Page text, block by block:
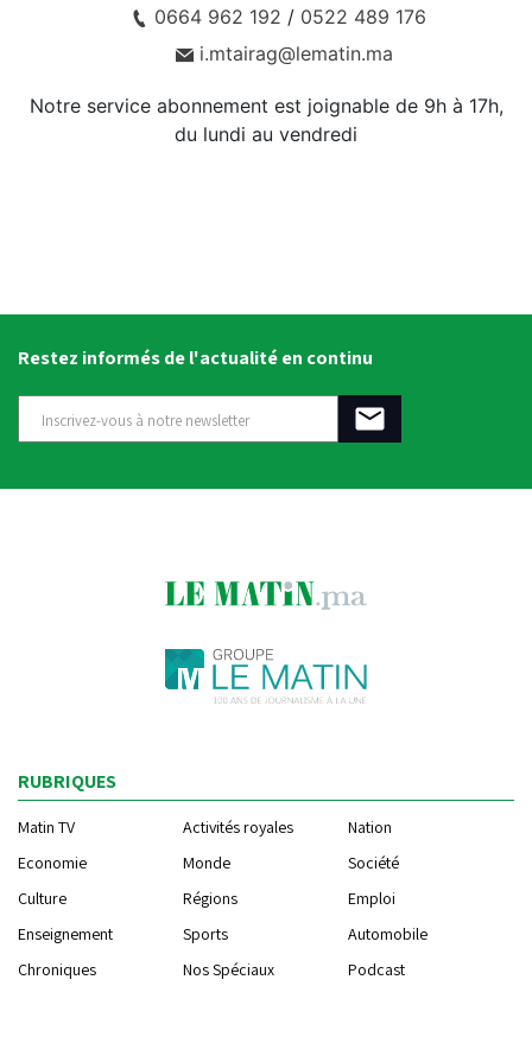
0664 962 192 / 0522 489 176
i.mtairag@lematin.ma
Notre service abonnement est joignable de 9h à 17h,
du lundi au vendredi
Restez informés de l'actualité en continu
RUBRIQUES
Matin TV Activités royales
Nation
Economie
Monde
Société
Culture
Régions
Emploi
Enseignement
Sports
Automobile
Chroniques
Nos Spéciaux Podcast